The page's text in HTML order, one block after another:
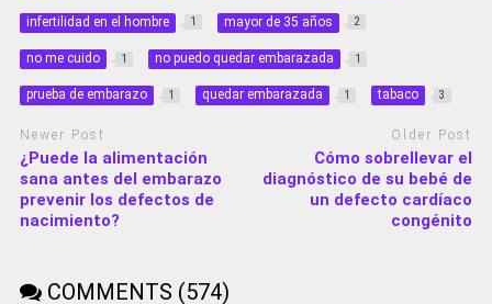
infertilidad en el hombre 1 mayor de 35 años 2
no me cuido 1 no puedo quedar embarazada 1
prueba de embarazo 1 quedar embarazada 1 tabaco 3
Newer Post
¿Puede la alimentación
sana antes del embarazo
prevenir los defectos de
nacimiento?
Older Post
Cómo sobrellevar el
diagnóstico de su bebé de
un defecto cardíaco
congénito
COMMENTS (574)